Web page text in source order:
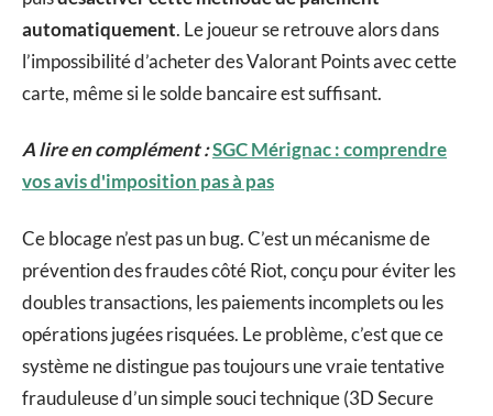
automatiquement. Le joueur se retrouve alors dans
l’impossibilité d’acheter des Valorant Points avec cette
carte, même si le solde bancaire est suffisant.
A lire en complément :SGC Mérignac : comprendre
vos avis d'imposition pas à pas
Ce blocage n’est pas un bug. C’est un mécanisme de
prévention des fraudes côté Riot, conçu pour éviter les
doubles transactions, les paiements incomplets ou les
opérations jugées risquées. Le problème, c’est que ce
système ne distingue pas toujours une vraie tentative
frauduleuse d’un simple souci technique (3D Secure